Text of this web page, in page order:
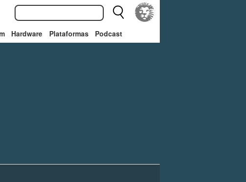
Hardware Plataformas Podcast